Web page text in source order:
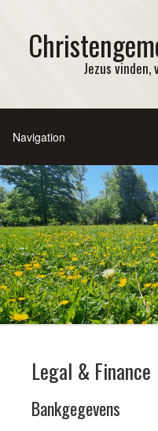
Jezus vinden,
Legal & Finance
Bankgegevens